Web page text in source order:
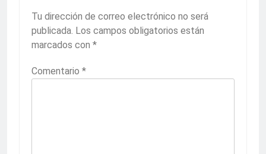
Tu dirección de correo electrónico no será
publicada. Los campos obligatorios están
marcados con *
Comentario *